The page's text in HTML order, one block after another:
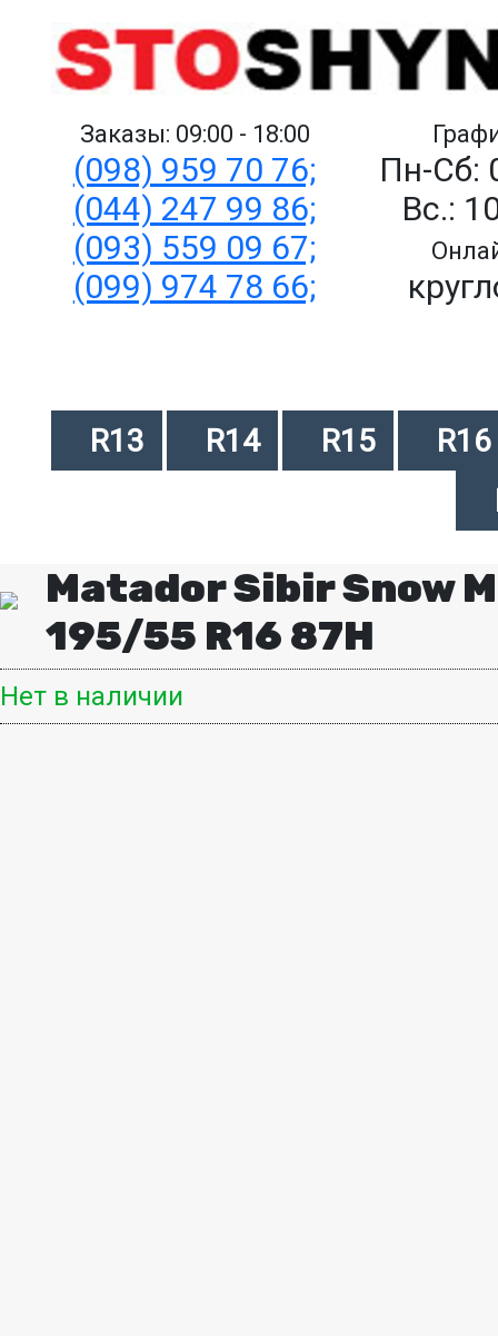
Заказы: 09:00 - 18:00
(098) 959 70 76;
(044) 247 99 86;
(093) 559 09 67;
(099) 974 78 66;
Пн-Сб:
Вс.:
R13 R14 R15
R16
Matador Sibir Snow
195/55 R16 87H
Нет в наличии